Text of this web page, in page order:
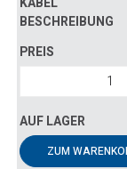
ZUM